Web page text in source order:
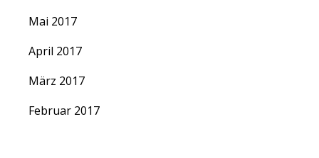
Mai 2017
April 2017
März 2017
Februar 2017